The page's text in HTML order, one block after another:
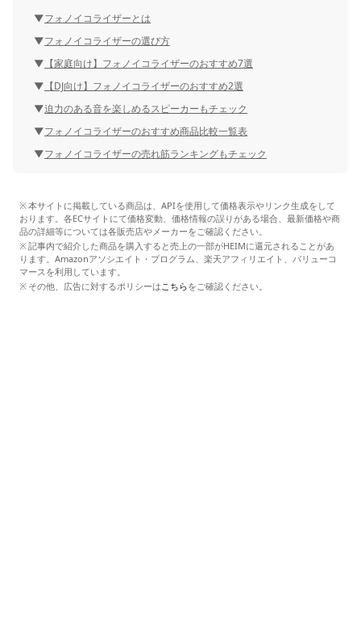
フォノイコライザーとは
フォノイコライザーの選び方
【家庭向け】フォノイコライザーのおすすめ7選
【DJ向け】フォノイコライザーのおすすめ2選
迫力のある音を楽しめるスピーカーもチェック
フォノイコライザーのおすすめ商品比較一覧表
フォノイコライザーの売れ筋ランキングもチェック
本サイトに掲載している商品は、APIを使用して価格表示やリンク生成をして
おります。各ECサイトにて価格変動、価格情報の誤りがある場合、最新価格や商
品の詳細等については各販売店やメーカーをご確認ください。
記事内で紹介した商品を購入すると売上の一部がHEIMに還元されることがあ
ります。Amazonアソシエイト・プログラム、楽天アフィリエイト、バリューコ
マースを利用しています。
その他、広告に対するポリシーはこちらをご確認ください。